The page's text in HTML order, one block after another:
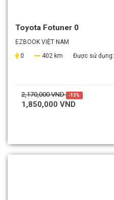
Toyota Fotuner 0
EZBOOK VIỆT NAM
0
402 km Được sử dụng:
2,170,000 VND -15%
1,850,000 VND